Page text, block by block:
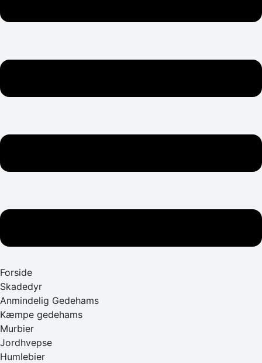
Forside
Skadedyr
Anmindelig Gedehams
Kæmpe gedehams
Murbier
Jordhvepse
Humlebier